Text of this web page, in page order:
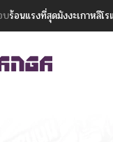
บร้อนแรงที่สุดมังงะเกาหลีโ